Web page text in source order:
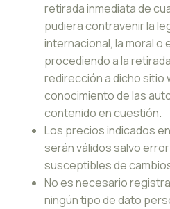
retirada inmediata de
pudiera contravenir la
internacional, la moral o
procediendo a la
redirección a dicho sitio
conocimiento de las
contenido en cuestión.
Los precios indicados
serán válidos salvo
susceptibles de
No es necesario
ningún tipo de dato